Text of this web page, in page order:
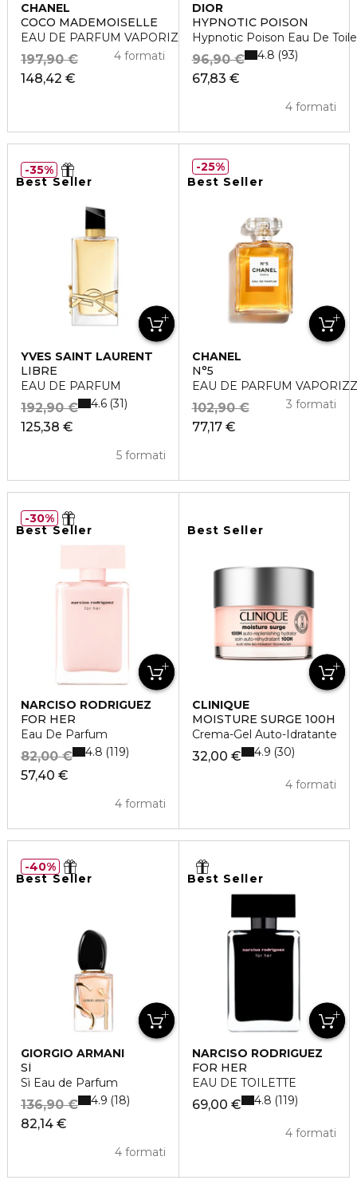
CHANEL
COCO MADEMOISELLE
EAU DE PARFUM VAPORIZZATORE
148,42 €
197,90 € 4 formati
DIOR
HYPNOTIC POISON
Hypnotic Poison Eau De
67,83 €
96,90 €
4 formati
4.8 93
Best Seller
YVES SAINT LAURENT
LIBRE
EAU DE PARFUM
125,38 €
192,90 €
5 formati
4.6 31
35%
Best Seller
CHANEL
N°5
EAU DE PARFUM
77,17 €
102,90 € 3 formati
25%
Best Seller
NARCISO RODRIGUEZ
FOR HER
Eau De Parfum
57,40 €
82,00 €
4 formati
4.8 119
30%
Best Seller
CLINIQUE
MOISTURE SURGE 100H
Crema-Gel Auto-Idratante
32,00 €
4 formati
4.9 30
Best Seller
GIORGIO ARMANI
SÌ
Sì Eau de Parfum
82,14 €
136,90 €
4 formati
4.9 18
40%
Best Seller
NARCISO RODRIGUEZ
FOR HER
EAU DE TOILETTE
69,00 €
4 formati
4.8 119